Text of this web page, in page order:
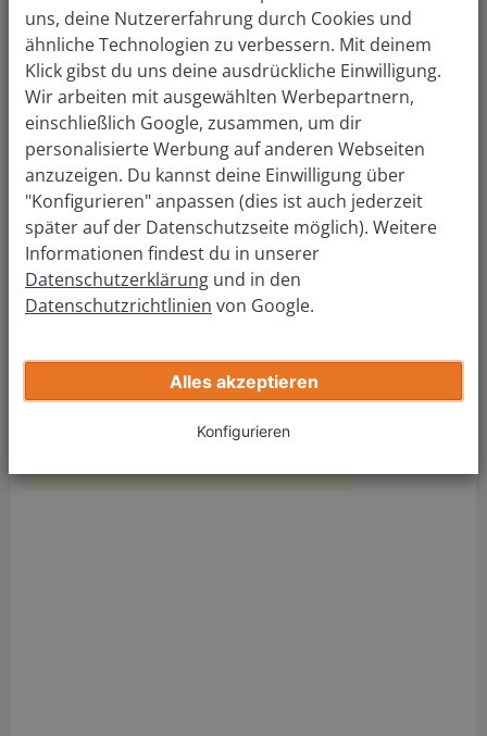
Gratis Autowert berechnen
Über 4 Mio Kunden sind überzeugt. Auto bewerten &
verkaufen: so einfach wie nie!
KFZ Zulassungsstelle
Meißen
Adresse Führerscheinstelle:
Führerscheinstelle Meißen
Brauhausstraße 21
(03521) 7251- 521
Fax: (03521) 7251- 520
kreisverkehrsamt@kreis-meissen.de
uns, deine Nutzererfahrung durch Cookies und
ähnliche Technologien zu verbessern. Mit deinem
Klick gibst du uns deine ausdrückliche Einwilligung.
Wir arbeiten mit ausgewählten Werbepartnern,
einschließlich Google, zusammen, um dir
personalisierte Werbung auf anderen Webseiten
anzuzeigen. Du kannst deine Einwilligung über
"Konfigurieren" anpassen (dies ist auch jederzeit
später auf der Datenschutzseite möglich). Weitere
Informationen findest du in unserer
Datenschutzerklärung und in den
Datenschutzrichtlinien von Google.
Alles akzeptieren
Konfigurieren